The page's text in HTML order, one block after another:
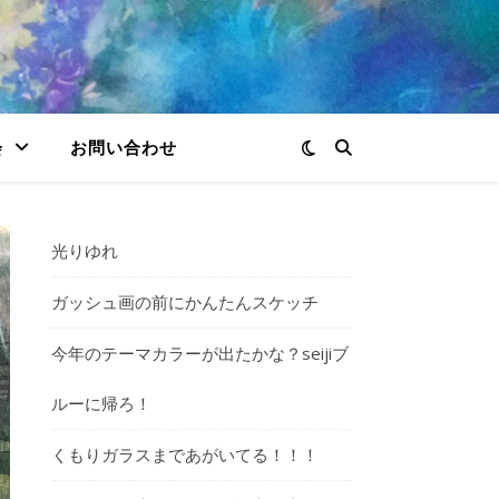
お問い合わせ
光りゆれ
ガッシュ画の前にかんたんスケッチ
今年のテーマカラーが出たかな？seijiブ
ルーに帰ろ！
くもりガラスまであがいてる！！！